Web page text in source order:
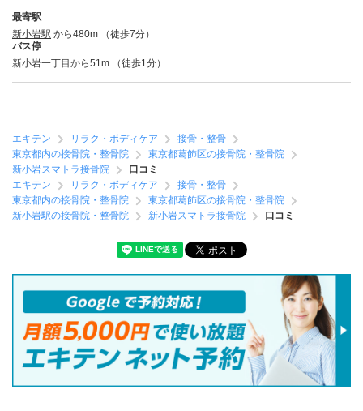
最寄駅
新小岩駅 から480m （徒歩7分）
バス停
新小岩一丁目から51m （徒歩1分）
エキテン リラク・ボディケア
接骨・整骨
東京都内の接骨院・整骨院
東京都葛飾区の接骨院・整骨院
新小岩スマトラ接骨院
口コミ
エキテン
リラク・ボディケア
接骨・整骨
東京都内の接骨院・整骨院
東京都葛飾区の接骨院・整骨院
新小岩駅の接骨院・整骨院
新小岩スマトラ接骨院 口コミ